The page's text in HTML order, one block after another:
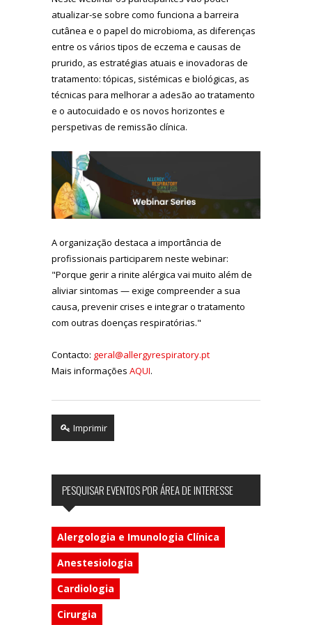
atualizar-se sobre como funciona a barreira
cutânea e o papel do microbioma, as diferenças
entre os vários tipos de eczema e causas de
prurido, as estratégias atuais e inovadoras de
tratamento: tópicas, sistémicas e biológicas, as
técnicas para melhorar a adesão ao tratamento
e o autocuidado e os novos horizontes e
perspetivas de remissão clínica.
A organização destaca a importância de
profissionais participarem neste webinar:
"Porque gerir a rinite alérgica vai muito além de
aliviar sintomas — exige compreender a sua
causa, prevenir crises e integrar o tratamento
com outras doenças respiratórias."
Contacto: geral@allergyrespiratory.pt
Mais informações AQUI.
Imprimir
PESQUISAR EVENTOS POR ÁREA DE INTERESSE
Alergologia e Imunologia Clínica
Anestesiologia
Cardiologia
Cirurgia